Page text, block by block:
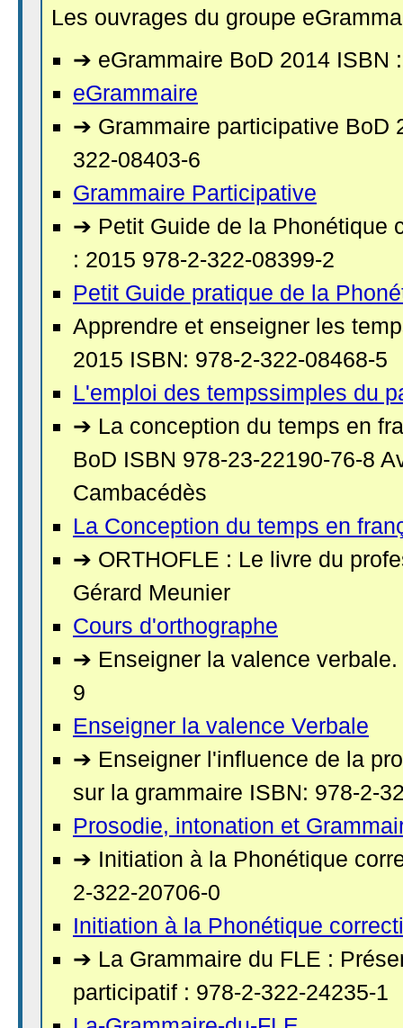
Les ouvrages du groupe
➔ eGrammaire BoD 2014 ISBN
eGrammaire
➔ Grammaire participative BoD
322-08403-6
Grammaire Participative
➔ Petit Guide de la Phonétique
: 2015 978-2-322-08399-2
Petit Guide pratique de la
Apprendre et enseigner les
2015 ISBN: 978-2-322-08468-5
L'emploi des tempssimples du
➔ La conception du temps en
BoD ISBN 978-23-22190-76-8
Cambacédès
La Conception du temps en
➔ ORTHOFLE : Le livre du
Gérard Meunier
Cours d'orthographe
➔ Enseigner la valence
9
Enseigner la valence Verbale
➔ Enseigner l'influence de la
sur la grammaire ISBN: 978-2-
Prosodie, intonation et
➔ Initiation à la Phonétique
2-322-20706-0
Initiation à la Phonétique
➔ La Grammaire du FLE :
participatif : 978-2-322-24235-1